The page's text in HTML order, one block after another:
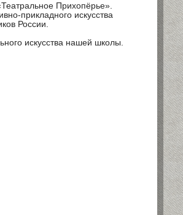
Прихопёрье».
прикладного искусства
России.
искусства нашей школы.